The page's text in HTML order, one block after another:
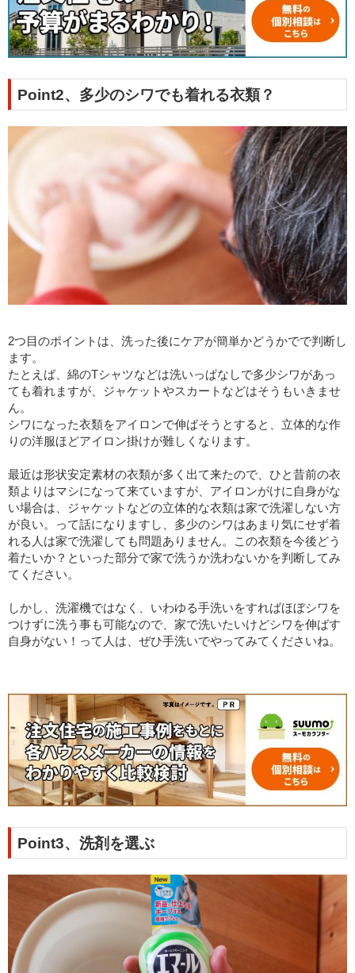
Point2、多少のシワでも着れる衣類？
2つ目のポイントは、洗った後にケアが簡単かどうかでで判断し
ます。
たとえば、綿のTシャツなどは洗いっぱなしで多少シワがあっ
ても着れますが、ジャケットやスカートなどはそうもいきませ
ん。
シワになった衣類をアイロンで伸ばそうとすると、立体的な作
りの洋服ほどアイロン掛けが難しくなります。
最近は形状安定素材の衣類が多く出て来たので、ひと昔前の衣
類よりはマシになって来ていますが、アイロンがけに自身がな
い場合は、ジャケットなどの立体的な衣類は家で洗濯しない方
が良い。って話になりますし、多少のシワはあまり気にせず着
れる人は家で洗濯しても問題ありません。この衣類を今後どう
着たいか？といった部分で家で洗うか洗わないかを判断してみ
てください。
しかし、洗濯機ではなく、いわゆる手洗いをすればほぼシワを
つけずに洗う事も可能なので、家で洗いたいけどシワを伸ばす
自身がない！って人は、ぜひ手洗いでやってみてくださいね。
Point3、洗剤を選ぶ